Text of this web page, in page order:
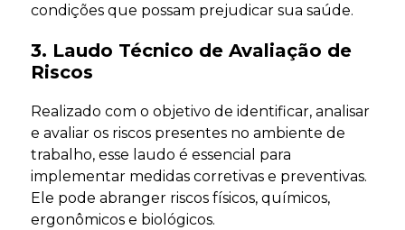
condições que possam prejudicar sua saúde.
3. Laudo Técnico de Avaliação de
Riscos
Realizado com o objetivo de identificar, analisar
e avaliar os riscos presentes no ambiente de
trabalho, esse laudo é essencial para
implementar medidas corretivas e preventivas.
Ele pode abranger riscos físicos, químicos,
ergonômicos e biológicos.